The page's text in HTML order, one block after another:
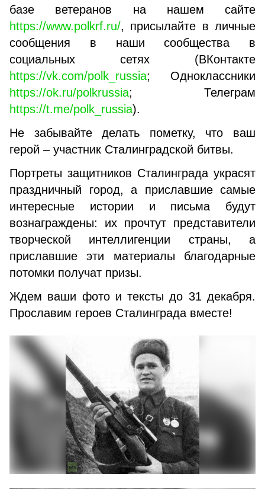
базе ветеранов на нашем сайте
https://www.polkrf.ru/, присылайте в личные
сообщения в наши сообщества в
социальных сетях (ВКонтакте
https://vk.com/polk_russia; Одноклассники
https://ok.ru/polkrussia; Телеграм
https://t.me/polk_russia).
Не забывайте делать пометку, что ваш
герой – участник Сталинградской битвы.
Портреты защитников Сталинграда украсят
праздничный город, а приславшие самые
интересные истории и письма будут
вознаграждены: их прочтут представители
творческой интеллигенции страны, а
приславшие эти материалы благодарные
потомки получат призы.
Ждем ваши фото и тексты до 31 декабря.
Прославим героев Сталинграда вместе!